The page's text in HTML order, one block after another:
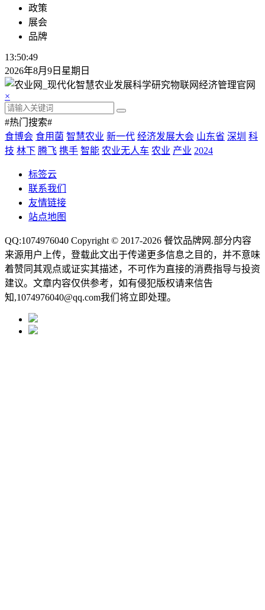
政策
展会
品牌
13:50:51
2026年8月9日星期日
×
#热门搜索#
食博会 食用菌 智慧农业 新一代 经济发展大会 山东省 深圳 科
技 林下 腾飞 携手 智能 农业无人车 农业 产业 2024
标签云
联系我们
友情链接
站点地图
QQ:1074976040 Copyright © 2017-2026 餐饮品牌网 .部分内容
来源用户上传，登载此文出于传递更多信息之目的，并不意味
着赞同其观点或证实其描述，不可作为直接的消费指导与投资
建议。文章内容仅供参考，如有侵犯版权请来信告
知,1074976040@qq.com我们将立即处理。